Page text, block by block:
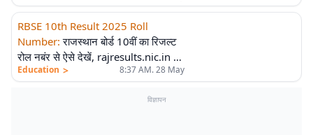
RBSE 10th Result 2025 Roll
Number: राजस्थान बोर्ड 10वीं का रिजल्ट
रोल नबंर से ऐसे देखें, rajresults.nic.in पर
एक्टिव होगा लिंक
Education > 8:37 AM. 28 May
विज्ञापन